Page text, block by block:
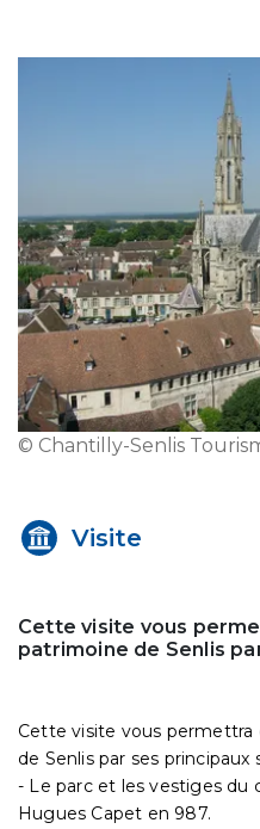
© Chantilly-Senlis
Visite
Cette visite vous
patrimoine de Senlis
Cette visite vous permettra
de Senlis par ses principaux
- Le parc et les vestiges du
Hugues Capet en 987.